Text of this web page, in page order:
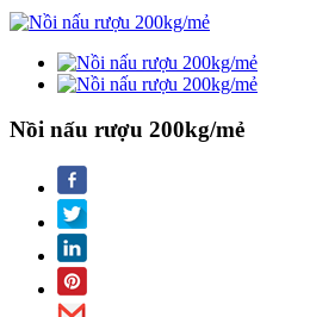
Nồi nấu rượu 200kg/mẻ